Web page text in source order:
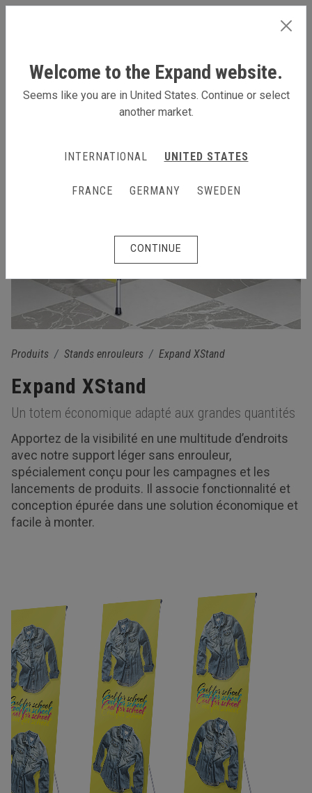
Produits Stands enrouleurs Expand XStand
Expand XStand
Un totem économique adapté aux grandes quantités
Apportez de la visibilité en une multitude d’endroits
avec notre support léger sans enrouleur,
spécialement conçu pour les campagnes et les
lancements de produits. Il associe fonctionnalité et
conception épurée dans une solution économique et
facile à monter.
Welcome to the Expand website.
Seems like you are in United States. Continue or select
another market.
INTERNATIONAL UNITED STATES
FRANCE GERMANY SWEDEN
CONTINUE